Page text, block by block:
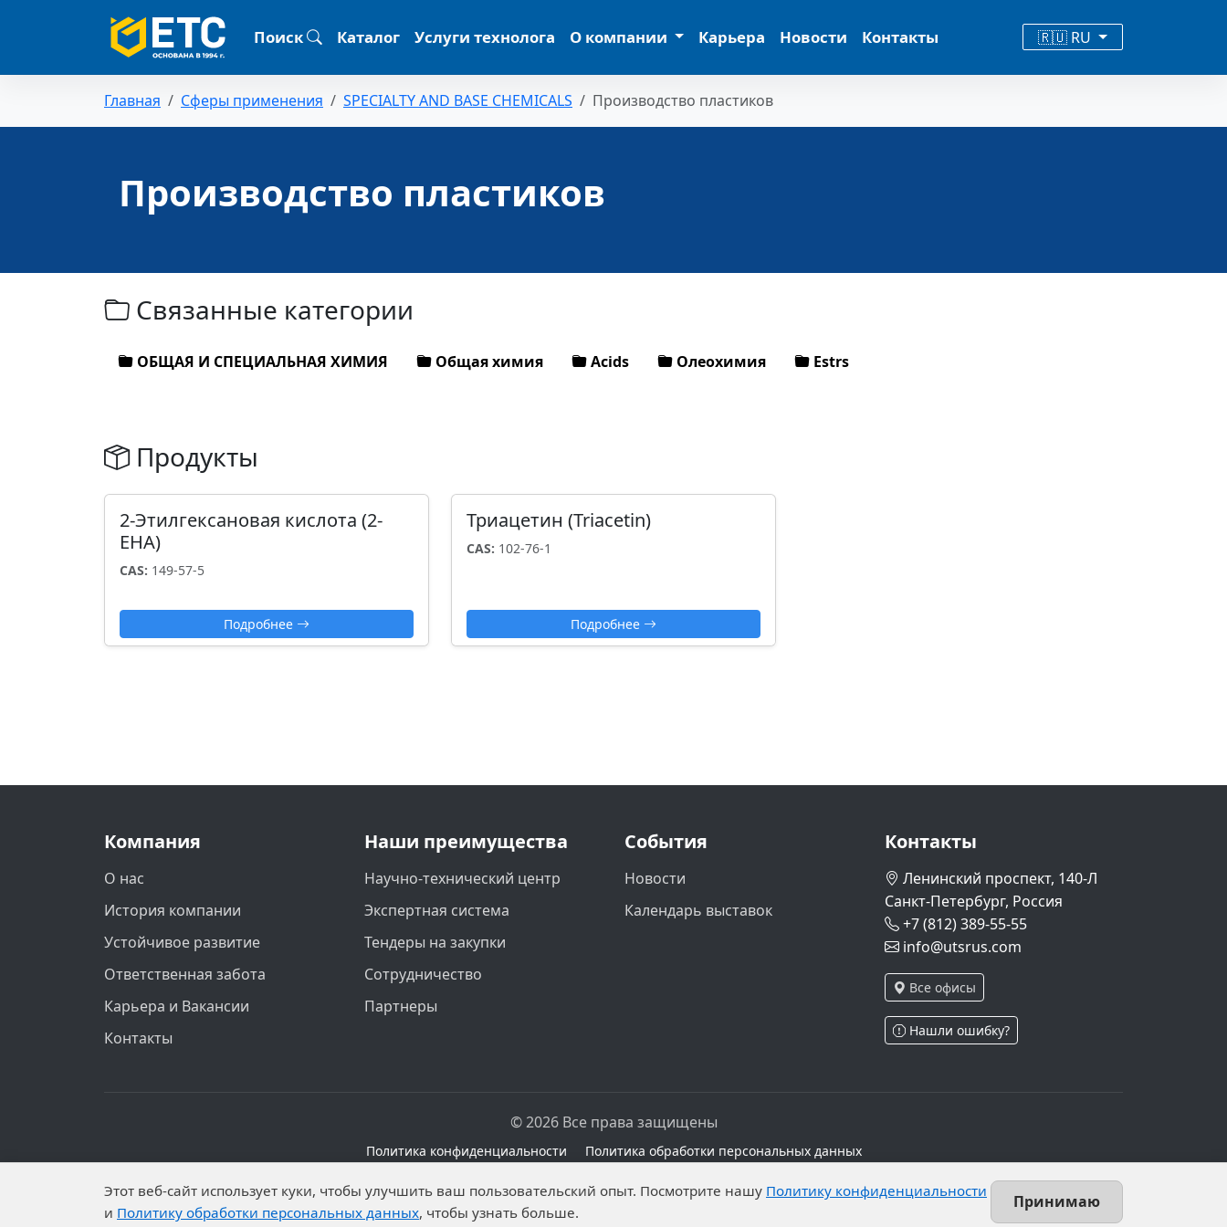
Поиск Каталог Услуги технолога О компании Карьера Новости Контакты 🇷🇺 RU
Главная Сферы применения SPECIALTY AND BASE CHEMICALS Производство пластиков
Производство пластиков
Связанные категории
ОБЩАЯ И СПЕЦИАЛЬНАЯ ХИМИЯ Общая химия Acids Олеохимия Estrs
Продукты
2-Этилгексановая кислота (2-
EHA)
CAS: 149-57-5
Подробнее
Триацетин (Triacetin)
CAS: 102-76-1
Подробнее
Компания
О нас
История компании
Устойчивое развитие
Ответственная забота
Карьера и Вакансии
Контакты
Наши преимущества
Научно-технический центр
Экспертная система
Тендеры на закупки
Сотрудничество
Партнеры
События
Новости
Календарь выставок
Контакты
Ленинский проспект, 140-Л
Санкт-Петербург, Россия
+7 (812) 389-55-55
info@utsrus.com
Все офисы
Нашли ошибку?
© 2026 Все права защищены
Политика конфиденциальности Политика обработки персональных данных
установлены запреты на обработку неограниченных кругом лиц опубликованных персональных данных.
Этот веб-сайт использует куки, чтобы улучшить ваш пользовательский опыт. Посмотрите нашу Политику конфиденциальности
и Политику обработки персональных данных, чтобы узнать больше.
Принимаю